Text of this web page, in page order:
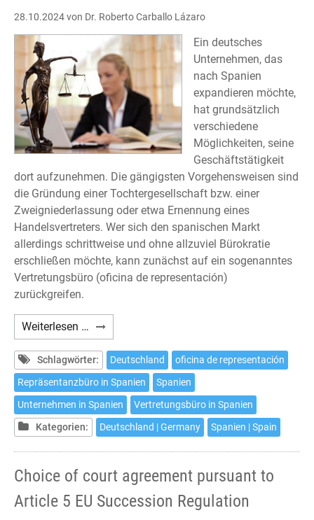
28.10.2024von Dr. Roberto Carballo Lázaro
Ein deutsches
Unternehmen, das
nach Spanien
expandieren möchte,
hat grundsätzlich
verschiedene
Möglichkeiten, seine
Geschäftstätigkeit
dort aufzunehmen. Die gängigsten Vorgehensweisen sind
die Gründung einer Tochtergesellschaft bzw. einer
Zweigniederlassung oder etwa Ernennung eines
Handelsvertreters. Wer sich den spanischen Markt
allerdings schrittweise und ohne allzuviel Bürokratie
erschließen möchte, kann zunächst auf ein sogenanntes
Vertretungsbüro (oficina de representación)
zurückgreifen.
Weiterlesen … Das
Vertretungsbüro
in
Spanien
Schlagwörter: Deutschland
oficina de representación
Repräsentanzbüro in Spanien
Spanien
Unternehmen in Spanien
Vertretungsbüro in Spanien
Kategorien:
Deutschland | Germany Spanien | Spain
Choice of court agreement pursuant to
Article 5 EU Succession Regulation